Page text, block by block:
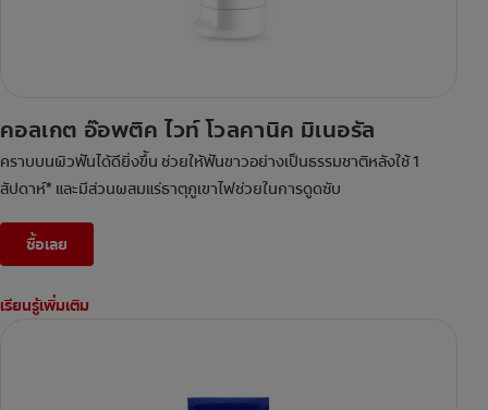
คอลเกต อ๊อพติค ไวท์ โวลคานิค มิเนอรัล
คราบบนผิวฟันได้ดียิ่งขึ้น ช่วยให้ฟันขาวอย่างเป็นธรรมชาติหลังใช้ 1
สัปดาห์* และมีส่วนผสมแร่ธาตุภูเขาไฟช่วยในการดูดซับ
ซื้อเลย
เรียนรู้เพิ่มเติม